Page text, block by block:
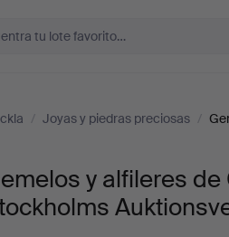
/ Joyas y piedras preciosas /
y alfileres